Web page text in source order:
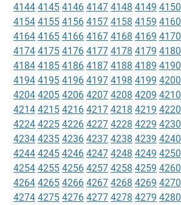
4144 4145 4146 4147 4148 4149 4150
4154 4155 4156 4157 4158 4159 4160
4164 4165 4166 4167 4168 4169 4170
4174 4175 4176 4177 4178 4179 4180
4184 4185 4186 4187 4188 4189 4190
4194 4195 4196 4197 4198 4199 4200
4204 4205 4206 4207 4208 4209 4210
4214 4215 4216 4217 4218 4219 4220
4224 4225 4226 4227 4228 4229 4230
4234 4235 4236 4237 4238 4239 4240
4244 4245 4246 4247 4248 4249 4250
4254 4255 4256 4257 4258 4259 4260
4264 4265 4266 4267 4268 4269 4270
4274 4275 4276 4277 4278 4279 4280